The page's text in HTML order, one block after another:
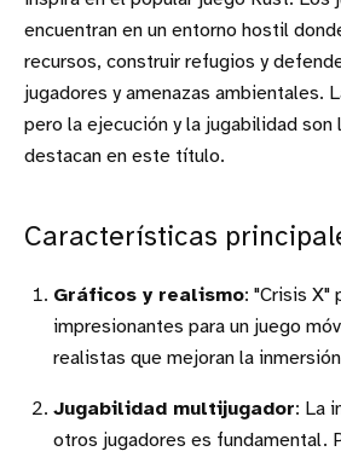
encuentran en un entorno hostil
recursos, construir refugios y
jugadores y amenazas ambientales.
pero la ejecución y la jugabilidad son
destacan en este título.
Características
Gráficos y realismo: "Crisis X"
impresionantes para un juego
realistas que mejoran la
Jugabilidad multijugador: La
otros jugadores es fundamental.